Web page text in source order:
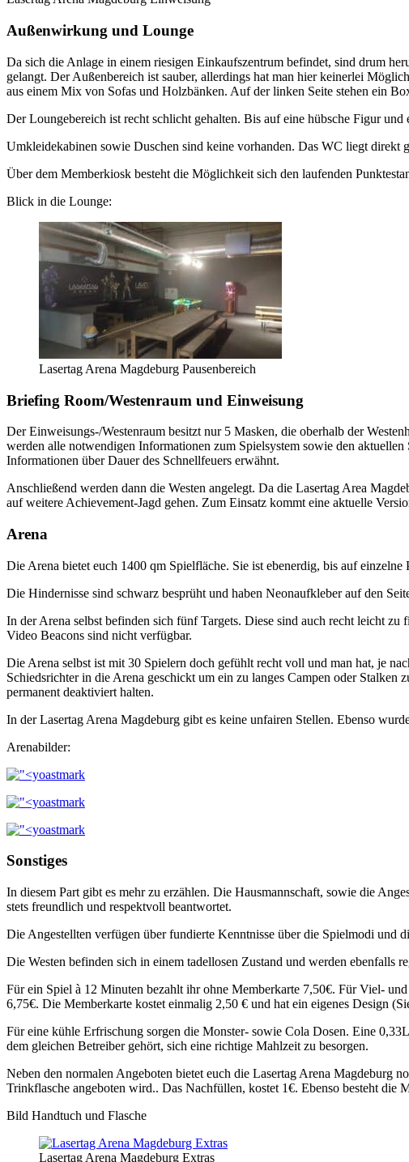
Außenwirkung und Lounge
Da sich die Anlage in einem riesigen Einkaufszentrum befindet, sind drum
gelangt. Der Außenbereich ist sauber, allerdings hat man hier keinerlei
aus einem Mix von Sofas und Holzbänken. Auf der linken Seite stehen ein
Der Loungebereich ist recht schlicht gehalten. Bis auf eine hübsche Figur
Umkleidekabinen sowie Duschen sind keine vorhanden. Das WC liegt direkt
Über dem Memberkiosk besteht die Möglichkeit sich den laufenden
Blick in die Lounge:
Lasertag Arena Magdeburg Pausenbereich
Briefing Room/Westenraum und Einweisung
Der Einweisungs-/Westenraum besitzt nur 5 Masken, die oberhalb der
werden alle notwendigen Informationen zum Spielsystem sowie den
Informationen über Dauer des Schnellfeuers erwähnt.
Anschließend werden dann die Westen angelegt. Da die Lasertag Area
auf weitere Achievement-Jagd gehen. Zum Einsatz kommt eine aktuelle
Arena
Die Arena bietet euch 1400 qm Spielfläche. Sie ist ebenerdig, bis auf
Die Hindernisse sind schwarz besprüht und haben Neonaufkleber auf den
In der Arena selbst befinden sich fünf Targets. Diese sind auch recht leicht
Video Beacons sind nicht verfügbar.
Die Arena selbst ist mit 30 Spielern doch gefühlt recht voll und man hat, je
Schiedsrichter in die Arena geschickt um ein zu langes Campen oder
permanent deaktiviert halten.
In der Lasertag Arena Magdeburg gibt es keine unfairen Stellen. Ebenso
Arenabilder:
Sonstiges
In diesem Part gibt es mehr zu erzählen. Die Hausmannschaft, sowie die
stets freundlich und respektvoll beantwortet.
Die Angestellten verfügen über fundierte Kenntnisse über die Spielmodi und
Die Westen befinden sich in einem tadellosen Zustand und werden ebenfalls
Für ein Spiel à 12 Minuten bezahlt ihr ohne Memberkarte 7,50€. Für Viel-
6,75€. Die Memberkarte kostet einmalig 2,50 € und hat ein eigenes Design
Für eine kühle Erfrischung sorgen die Monster- sowie Cola Dosen. Eine
dem gleichen Betreiber gehört, sich eine richtige Mahlzeit zu besorgen.
Neben den normalen Angeboten bietet euch die Lasertag Arena Magdeburg
Trinkflasche angeboten wird.. Das Nachfüllen, kostet 1€. Ebenso besteht
Bild Handtuch und Flasche
Lasertag Arena Magdeburg Extras